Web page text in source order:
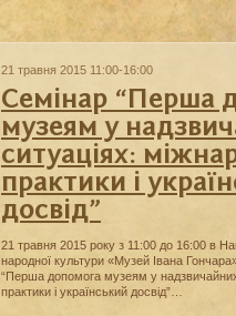
21 травня 2015 11:00-16:00
Семінар “Перша
музеям у
ситуаціях:
практики і
досвід”
21 травня 2015 року з 11:00 до 16:00 в
народної культури «Музей Івана
“Перша допомога музеям у надзвичайних
практики і український досвід”…